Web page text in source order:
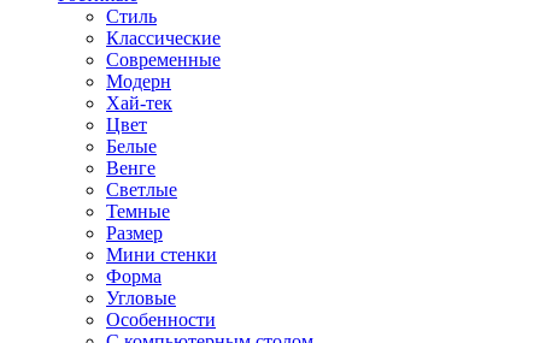
Стиль
Классические
Современные
Модерн
Хай-тек
Цвет
Белые
Венге
Светлые
Темные
Размер
Мини стенки
Форма
Угловые
Особенности